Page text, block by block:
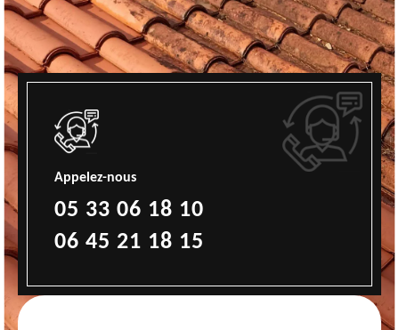
Appelez-nous
05 33 06 18 10
06 45 21 18 15